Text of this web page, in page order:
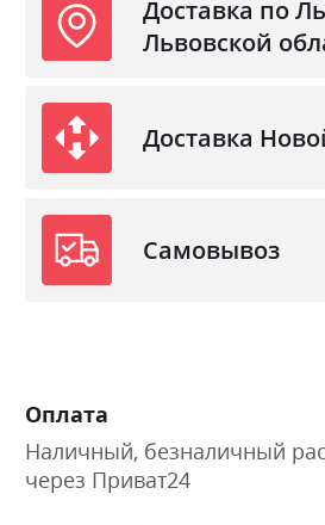
Доставка по
Львовской
Доставка
Самовывоз
Оплата
Наличный, безналичный
через Приват24